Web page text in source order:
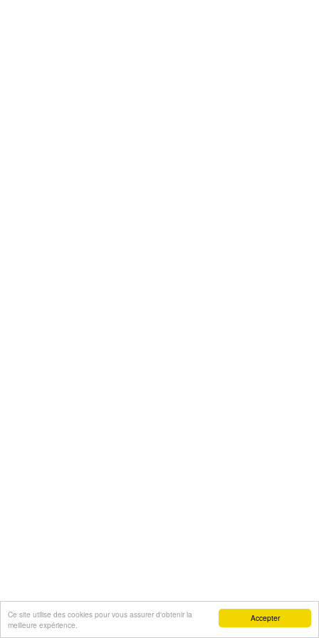
Accepter
Ce site utilise des cookies pour vous assurer d'obtenir la
meilleure expérience.